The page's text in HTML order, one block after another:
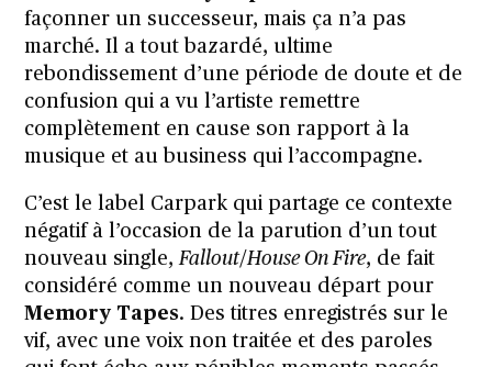
façonner un successeur, mais ça n’a pas
marché. Il a tout bazardé, ultime
rebondissement d’une période de doute et de
confusion qui a vu l’artiste remettre
complètement en cause son rapport à la
musique et au business qui l’accompagne.
C’est le label Carpark qui partage ce contexte
négatif à l’occasion de la parution d’un tout
nouveau single,Fallout/House On Fire, de fait
considéré comme un nouveau départ pour
Memory Tapes. Des titres enregistrés sur le
vif, avec une voix non traitée et des paroles